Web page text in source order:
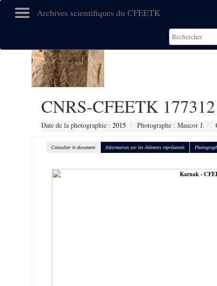
Archives scientifiques du CFEETK
CNRS-CFEETK 177312
Date de la photographie : 2015 Photographe : Maucor J.
Consulter le document Information sur les éléments représentés